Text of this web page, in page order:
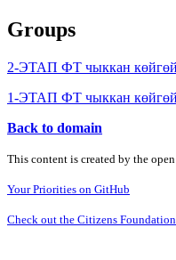
Groups
2-ЭТАП ФТ чыккан
1-ЭТАП ФТ чыккан
Back to domain
This content is created by the
Your Priorities on GitHub
Check out the Citizens